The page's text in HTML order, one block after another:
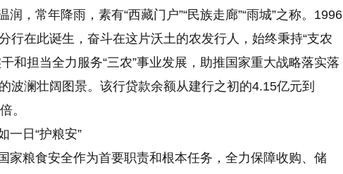
，常年降雨，素有“西藏门户”“民族走廊”“雨城”之称。1996
行在此诞生，奋斗在这片沃土的农发行人，始终秉持“支农
和担当全力服务“三农”事业发展，助推国家重大战略落实落
波澜壮阔图景。该行贷款余额从建行之初的4.15亿元到
。
一日“护粮安”
家粮食安全作为首要职责和根本任务，全力保障收购、储